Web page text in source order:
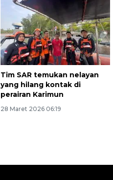
Tim SAR temukan nelayan
yang hilang kontak di
perairan Karimun
28 Maret 2026 06:19